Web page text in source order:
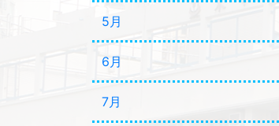
5月
6月
7月